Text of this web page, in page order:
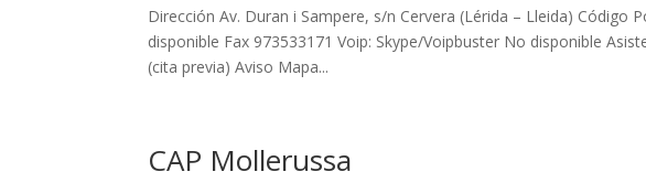
Dirección Av. Duran i Sampere, s/n Cervera (Lérida – Lleida) Código
disponible Fax 973533171 Voip: Skype/Voipbuster No disponible
(cita previa) Aviso Mapa...
CAP Mollerussa